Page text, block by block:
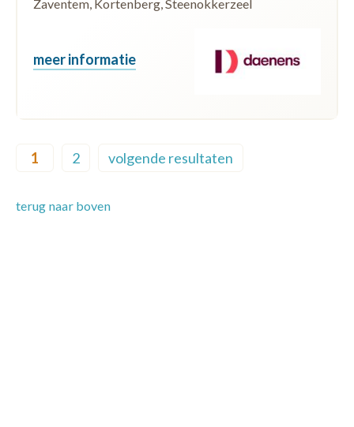
Zaventem, Kortenberg, Steenokkerzeel
meer informatie
1 2 volgende resultaten
terug naar boven